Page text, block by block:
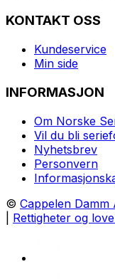
KONTAKT OSS
Kundeservice
Min side
INFORMASJON
Om Norske
Vil du bli
Nyhetsbrev
Personvern
© Cappelen Damm
Rettigheter og